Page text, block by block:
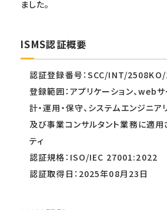
ました。
ISMS認証概要
認証登録番号：SCC/INT/
登録範囲：アプリケーション、web
計・運用・保守、システムエンジニア
及び事業コンサルタント業務に適用
ティ
認証規格：ISO/IEC 27001:2022
認証取得日：2025年08月23日